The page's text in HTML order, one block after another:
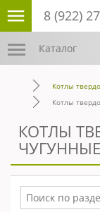
8 (922)
Каталог
Котлы
Котлы
КОТЛЫ